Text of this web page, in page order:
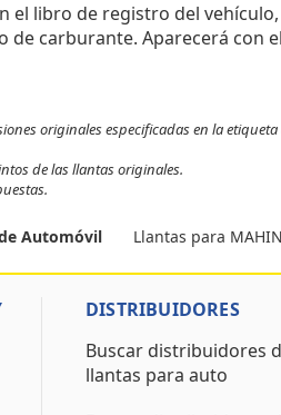
libro de registro del
carburante. Aparecerá con
originales especificadas en la
de las llantas originales.
Automóvil Llantas para
DISTRIBUIDORES
Buscar distribuidores
llantas para auto